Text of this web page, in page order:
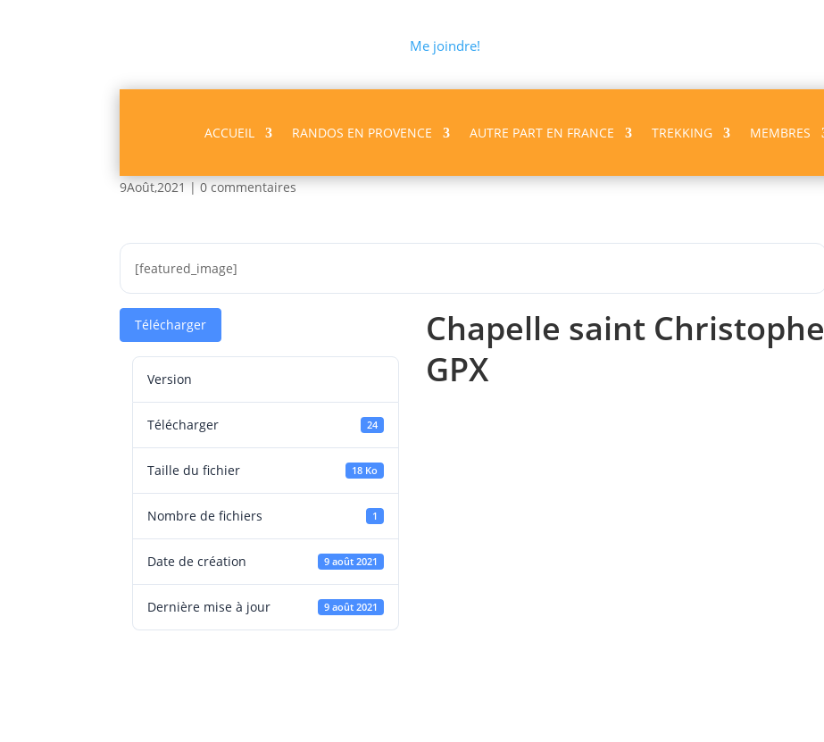
Me joindre!
ACCUEIL RANDOS EN PROVENCE AUTRE PART EN FRANCE TREKKING MEMBRES
9Août,2021|0 commentaires
[featured_image]
Télécharger
Version
Télécharger 24
Taille du fichier 18 Ko
Nombre de fichiers 1
Date de création 9 août 2021
Dernière mise à jour 9 août 2021
Chapelle saint Christophe
GPX